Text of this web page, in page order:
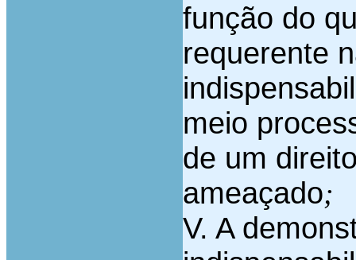
função do
requerente
meio
de um
ameaçado;
V. A